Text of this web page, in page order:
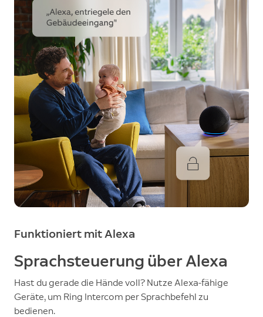
Funktioniert mit Alexa
Sprachsteuerung über Alexa
Hast du gerade die Hände voll? Nutze Alexa-fähige
Geräte, um Ring Intercom per Sprachbefehl zu
bedienen.